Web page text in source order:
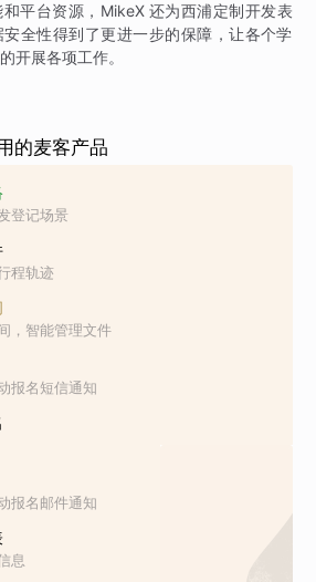
平台资源，MikeX 还为西浦定制开发表
全性得到了更进一步的保障，让各个学
开展各项工作。
的麦客产品
登记场景
程轨迹
，智能管理文件
报名短信通知
报名邮件通知
息